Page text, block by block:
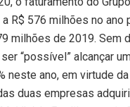
a R$ 576 milhões no ano
milhões de 2019. Sem
“possível” alcançar
neste ano, em virtude
duas empresas